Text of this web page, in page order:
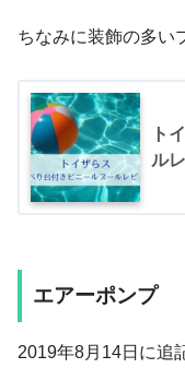
ちなみに装飾の多い
ト
ル
エアーポンプ
2019年8月14日に追